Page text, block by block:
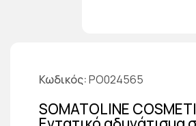
Κωδικός PO024565
SOMATOLINE